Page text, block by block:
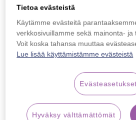
Optikko Eila Vuori
Silmäasemalla sairaalaoptikkona ja
Eila Vuori kiittää monipuolista
kuitenkin asiakaspalvelu ja asiakkailta
että pääsen tapaamaan erilaisia ihmisiä.
paranemaan leikkauksella”.
Lue lisää
Tietoa evästeistä
Käytämme evästeitä
verkkosivuillamme sekä mainonta- ja
Voit koska tahansa muuttaa
Lue lisää käyttämistämme evästeistä
Evästeasetukset
Hyväksy välttämättömät